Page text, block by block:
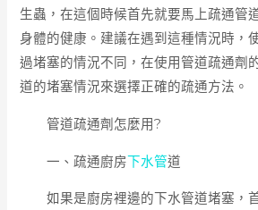
生蟲，在這個時候首先就要馬上疏通管
身體的健康。建議在遇到這種情況時，
過堵塞的情況不同，在使用管道疏通劑
道的堵塞情況來選擇正確的疏通方法。
管道疏通劑怎麼用?
一、疏通廚房下水管道
如果是廚房裡邊的下水管道堵塞，